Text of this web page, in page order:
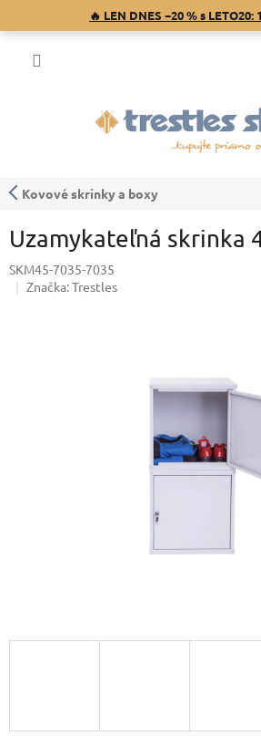
🔥 LEN DNES −20 % s LETO20:
Kovové skrinky a boxy
Uzamykateľná skrinka
SKM45-7035-7035
Značka:Trestles